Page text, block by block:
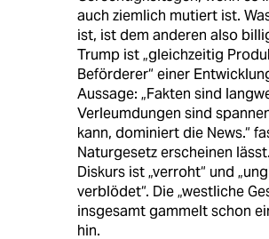
auch ziemlich mutiert ist.
ist, ist dem anderen also
Trump ist „gleichzeitig
Beförderer“ einer
Aussage: „Fakten sind
Verleumdungen sind
kann, dominiert die News.“
Naturgesetz erscheinen
Diskurs ist „verroht“ und
verblödet“. Die „westliche
insgesamt gammelt schon
hin.